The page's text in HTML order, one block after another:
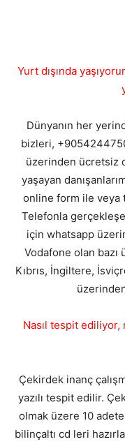
Yurt dışında
Dünyanın her
bizleri,
üzerinden ücretsiz
yaşayan
online form ile veya
Telefonla
için whatsapp
Vodafone olan bazı
Kıbrıs, İngiltere,
Nasıl tespit ediliyor,
Çekirdek inanç
yazılı tespit edilir.
olmak üzere 10
bilinçaltı cd leri